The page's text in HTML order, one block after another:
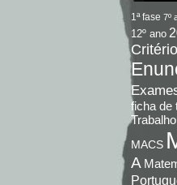
1ª fase 7º
12º ano
ficha de
Trabalho
MACS
A